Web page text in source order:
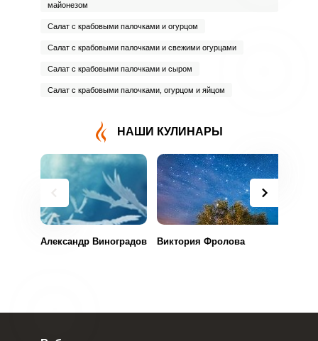
майонезом
Салат с крабовыми палочками и огурцом
Салат с крабовыми палочками и свежими огурцами
Салат с крабовыми палочками и сыром
Салат с крабовыми палочками, огурцом и яйцом
НАШИ КУЛИНАРЫ
Александр Виноградов Виктория Фролова